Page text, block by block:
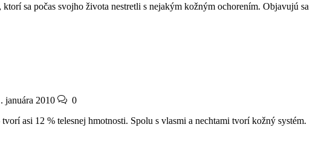
sa počas svojho života nestretli s nejakým kožným ochorením. Objavujú
januára 2010
0
asi 12 % telesnej hmotnosti. Spolu s vlasmi a nechtami tvorí kožný